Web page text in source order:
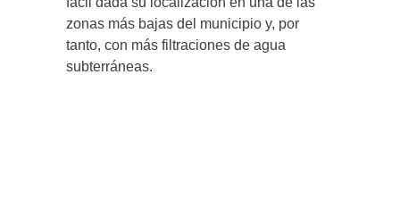
zonas más bajas del municipio y, por
tanto, con más filtraciones de agua
subterráneas.